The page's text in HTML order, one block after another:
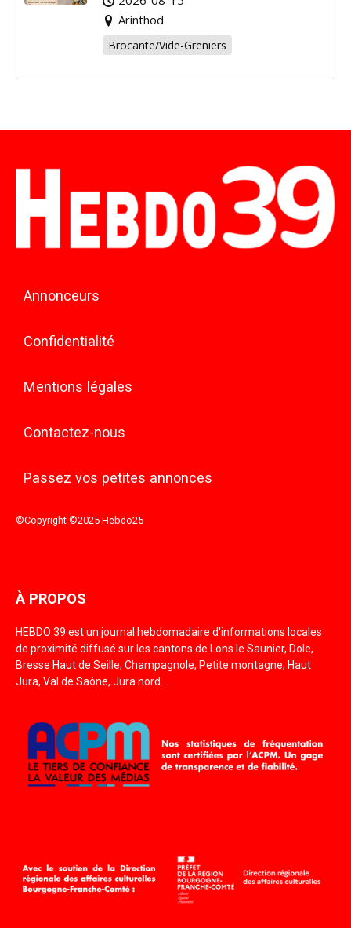
Arinthod
Brocante/Vide-Greniers